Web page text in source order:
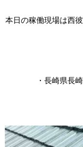
本日の稼働現場は西
・長崎県長